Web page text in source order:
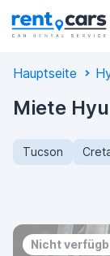
Hauptseite
Miete
Tucson
Nicht